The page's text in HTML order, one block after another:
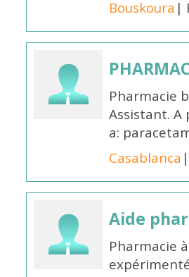
Bouskoura |
Pharmacie
Assistant.
a:
Casablanca
Aide
Pharmacie